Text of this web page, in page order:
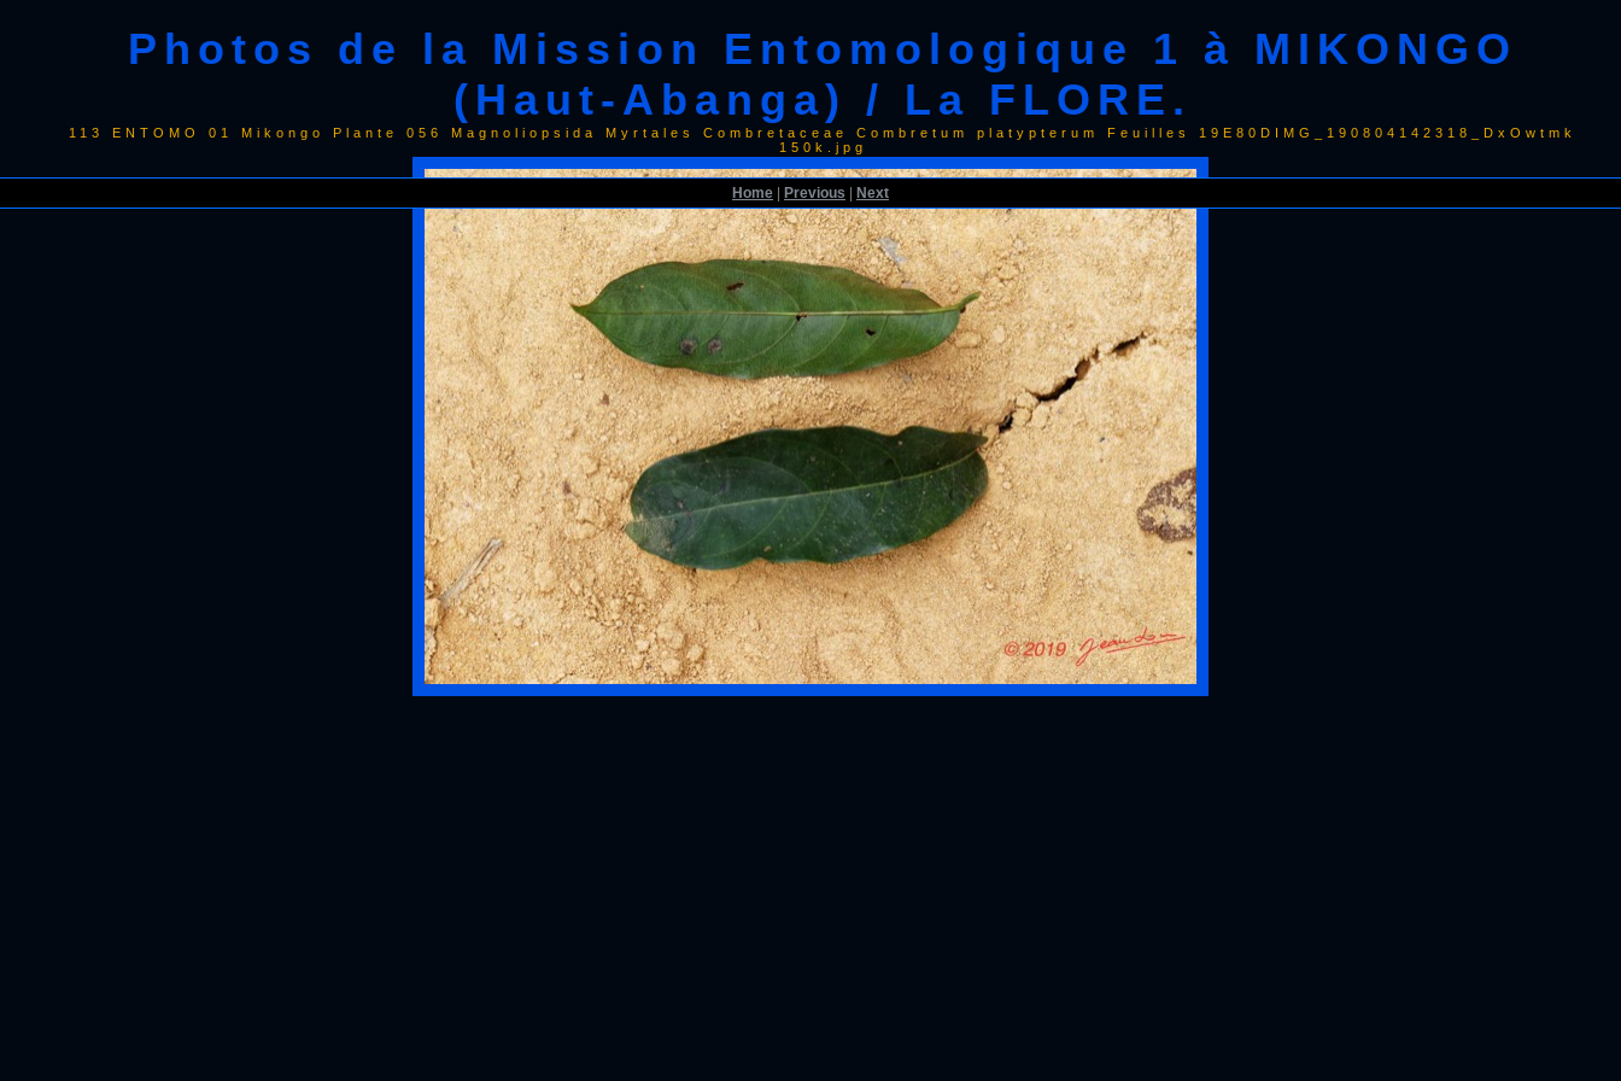
Photos de la Mission Entomologique 1 à MIKONGO
(Haut-Abanga) / La FLORE.
113 ENTOMO 01 Mikongo Plante 056 Magnoliopsida Myrtales Combretaceae Combretum platypterum Feuilles 19E80DIMG_190804142318_DxOwtmk
150k.jpg
Home Previous Next